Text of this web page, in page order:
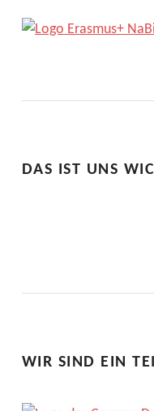
DAS IST UNS
WIR SIND EIN